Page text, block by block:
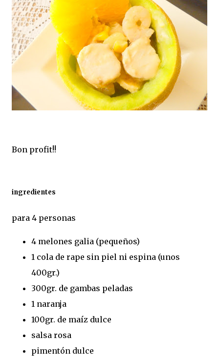
Bon profit!!
ingredientes
para 4 personas
4 melones galia (pequeños)
1 cola de rape sin piel ni espina (unos
400gr.)
300gr. de gambas peladas
1 naranja
100gr. de maíz dulce
salsa rosa
pimentón dulce